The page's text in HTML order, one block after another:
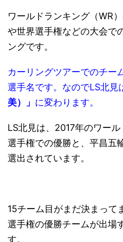
ワールドランキング（WR
や世界選手権などの大会で
ングです。
カーリングツアーでのチー
選手名です。なのでLS北見
美）」 に変わります。
LS北見は、2017年のワー
選手権での優勝と、平昌五
選出されています。
15チーム目がまだ決まって
選手権の優勝チームが出場
す。